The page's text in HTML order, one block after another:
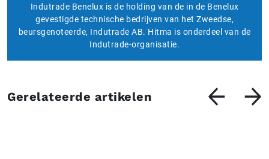
Indutrade Benelux is de holding van de in de Benelux
gevestigde technische bedrijven van het Zweedse,
beursgenoteerde, Indutrade AB. Hitma is onderdeel van de
Indutrade-organisatie.
Gerelateerde artikelen